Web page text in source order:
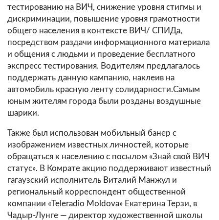
тестированию на ВИЧ, снижение уровня стигмы и
дискриминации, повышение уровня грамотности
общего населения в контексте ВИЧ/ СПИДа,
посредством раздачи информационного материала
и общения с людьми и проведение бесплатного
экспресс тестирования. Водителям предлагалось
поддержать данную кампанию, наклеив на
автомобиль красную ленту солидарности.Самым
юным жителям города были розданы воздушные
шарики.
Также был использован мобильный банер с
изображением известных личностей, которые
обращаться к населению с посылом «Знай свой ВИЧ
статус». В Комрате акцию поддерживают известный
гагаузский исполнитель Виталий Манжул и
региональный корреспондент общественной
компании «Teleradio Moldova» Екатерина Терзи, в
Чадыр-Лунге — директор художественной школы